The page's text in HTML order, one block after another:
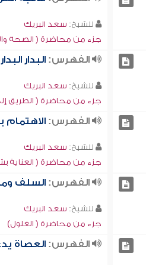
للشيخ: سعد البريك
جزء من محاضرة ( الصحة
الفهرس: البدار
للشيخ: سعد البريك
جزء من محاضرة ( الطريق
الفهرس: الاهتمام
للشيخ: سعد البريك
جزء من محاضرة ( العناية
الفهرس: السلف
للشيخ: سعد البريك
جزء من محاضرة ( الغلول)
الفهرس: العصاة